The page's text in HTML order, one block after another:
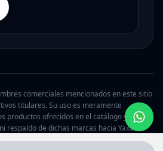
comerciales mencionados en este sitio
titulares. Su uso es meramente
productos ofrecidos en el catálogo y no
respaldo de dichas marcas hacia Yaxa.
los derechos reservados.